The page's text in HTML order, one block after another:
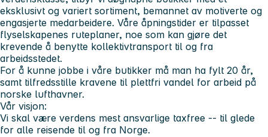
eksklusivt og variert sortiment, bemannet av motiverte og
engasjerte medarbeidere. Våre åpningstider er tilpasset
flyselskapenes ruteplaner, noe som kan gjøre det
krevende å benytte kollektivtransport til og fra
arbeidsstedet.
For å kunne jobbe i våre butikker må man ha fylt 20 år,
samt tilfredsstille kravene til plettfri vandel for arbeid på
norske lufthavner.
Vår visjon:
Vi skal være verdens mest ansvarlige taxfree -- til glede
for alle reisende til og fra Norge.